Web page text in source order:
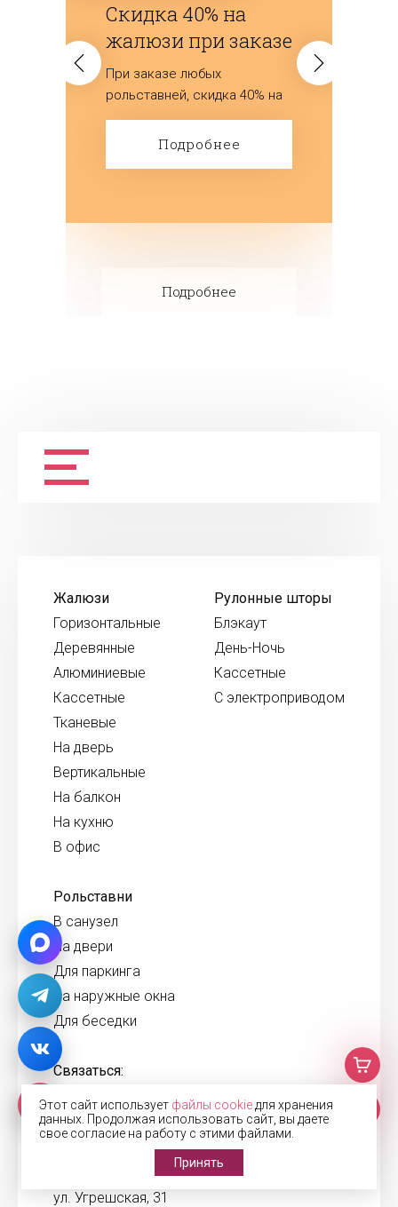
Скидка 40% на
жалюзи при заказе
роллет
При заказе любых
рольставней, скидка 40% на
горизонтальные,
вертикальные жалюзи и
Подробнее
Подробнее
Жалюзи
Горизонтальные
Деревянные
Алюминиевые
Кассетные
Тканевые
На дверь
Вертикальные
На балкон
На кухню
В офис
Рулонные шторы
Блэкаут
День-Ночь
Кассетные
С электроприводом
Рольставни
В санузел
На двери
Для паркинга
На наружные окна
Для беседки
Связаться:
8 800 707 71 40
+7 (977) 000-72-63
Пн-Пт 09:00-18:00
ул. Угрешская, 31
Этот сайт использует файлы cookie для хранения
данных. Продолжая использовать сайт, вы даете
свое согласие на работу с этими файлами.
Принять